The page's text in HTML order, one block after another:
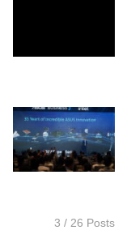
3 / 26 Posts